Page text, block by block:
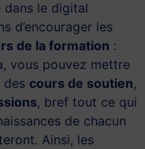
dans le digital
d’encourager les
de la formation :
vous pouvez mettre
des cours de soutien,
, bref tout ce qui
de chacun
Ainsi, les